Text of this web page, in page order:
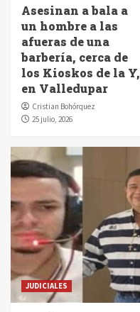
Asesinan a bala a
un hombre a las
afueras de una
barbería, cerca de
los Kioskos de la Y,
en Valledupar
Cristian Bohórquez
25 julio, 2026
JUDICIALES